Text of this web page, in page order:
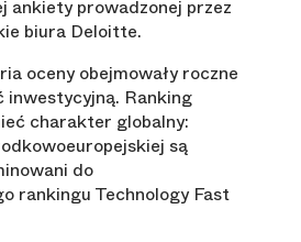
ankiety prowadzonej przez
biura Deloitte.
oceny obejmowały roczne
inwestycyjną. Ranking
charakter globalny:
są
do
rankingu Technology Fast